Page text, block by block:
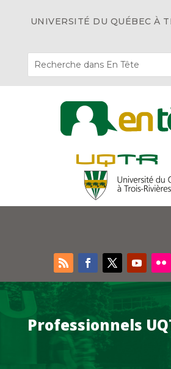
UNIVERSITÉ DU QUÉBEC À
Professionnels